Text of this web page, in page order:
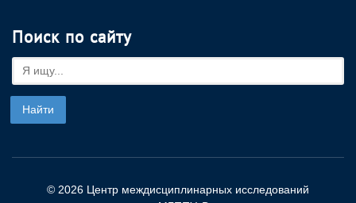
Поиск по сайту
© 2026 Центр междисциплинарных исследований